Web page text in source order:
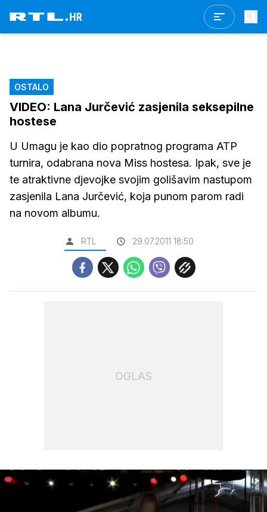
OSTALO
VIDEO: Lana Jurčević zasjenila seksepilne
hostese
U Umagu je kao dio popratnog programa ATP
turnira, odabrana nova Miss hostesa. Ipak, sve je
te atraktivne djevojke svojim golišavim nastupom
zasjenila Lana Jurčević, koja punom parom radi
na novom albumu.
RTL 29.07.2011 18:50
OGLAS